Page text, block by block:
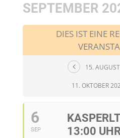
SEPTEMBER
DIES IST EINE
15.
11. OKTOBER
6
SEP
13:00